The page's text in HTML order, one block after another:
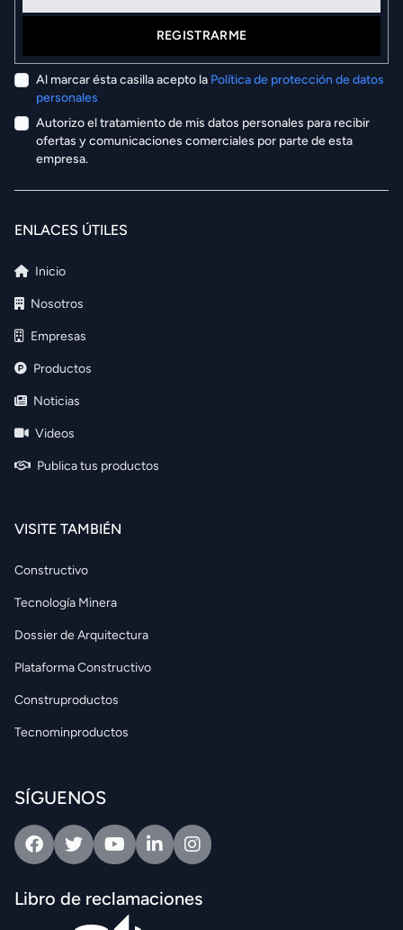
REGISTRARME
Al marcar ésta casilla acepto la Política de protección de datos
personales
Autorizo el tratamiento de mis datos personales para recibir
ofertas y comunicaciones comerciales por parte de esta
empresa.
ENLACES ÚTILES
Inicio
Nosotros
Empresas
Productos
Noticias
Videos
Publica tus productos
VISITE TAMBIÉN
Constructivo
Tecnología Minera
Dossier de Arquitectura
Plataforma Constructivo
Construproductos
Tecnominproductos
SÍGUENOS
FacebookTwitterYoutubeLinkedinIntagram
Libro de reclamaciones